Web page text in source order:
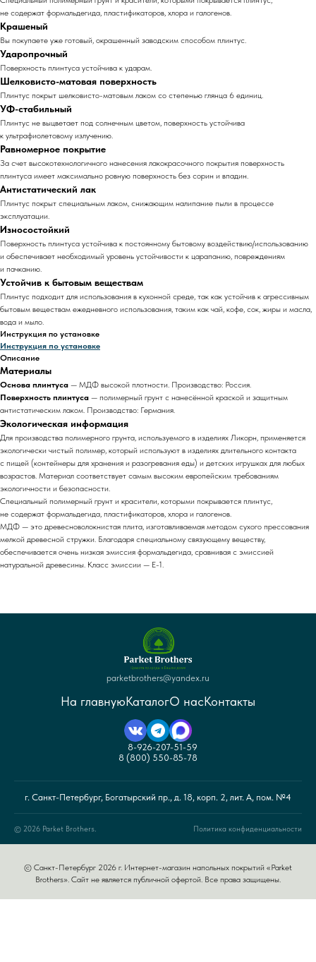
не содержат формальдегида, пластификаторов, хлора и галогенов.
Крашеный
Вы покупаете уже готовый, окрашенный заводским способом плинтус.
Ударопрочный
Поверхность плинтуса устойчива к ударам.
Шелковисто-матовая поверхность
Плинтус покрыт шелковисто-матовым лаком со степенью глянца 6 единиц.
УФ-стабильный
Плинтус не выцветает под солнечным цветом, поверхность устойчива
к ультрафиолетовому излучению.
Равномерное покрытие
За счет высокотехнологичного нанесения лакокрасочного покрытия поверхность
плинтуса имеет максимально ровную поверхность без сорин и впадин.
Антистатический лак
Плинтус покрыт специальным лаком, снижающим налипание пыли в процессе
эксплуатации.
Износостойкий
Поверхность плинтуса устойчива к постоянному бытовому воздействию/использованию
и обеспечивает необходимый уровень устойчивости к царапанию, повреждениям
и пачканию.
Устойчив к бытовым веществам
Плинтус подходит для использования в кухонной среде, так как устойчив к агрессивным
бытовым веществам ежедневного использования, таким как чай, кофе, сок, жиры и масла,
вода и мыло.
Инструкция по установке
Инструкция по установке
Описание
Материалы
Основа плинтуса — МДФ высокой плотности. Производство: Россия.
Поверхность плинтуса — полимерный грунт с нанесённой краской и защитным
антистатическим лаком. Производство: Германия.
Экологическая информация
Для производства полимерного грунта, используемого в изделиях Ликорн, применяется
экологически чистый полимер, который используют в изделиях длительного контакта
с пищей (контейнеры для хранения и разогревания еды) и детских игрушках для любых
возрастов. Материал соответствует самым высоким европейским требованиям
экологичности и безопасности.
Специальный полимерный грунт и красители, которыми покрывается плинтус,
не содержат формальдегида, пластификаторов, хлора и галогенов.
МДФ — это древесноволокнистая плита, изготавливаемая методом сухого прессования
мелкой древесной стружки. Благодаря специальному связующему веществу,
обеспечивается очень низкая эмиссия формальдегида, сравнивая с эмиссией
натуральной древесины. Класс эмиссии — Е-1.
parketbrothers@yandex.ru
На главнуюКаталогО насКонтакты
8-926-207-51-59
8 (800) 550-85-78
г. Санкт-Петербург, Богатырский пр., д. 18, корп. 2, лит. А, пом. №4
© 2026 Parket Brothers. Политика конфиденциальности
© Санкт-Петербург 2026 г. Интернет-магазин напольных покрытий «Parket
Brothers». Сайт не является публичной офертой. Все права защищены.